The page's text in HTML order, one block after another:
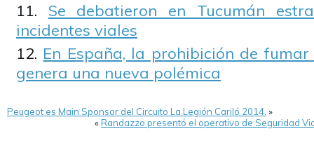
Se debatieron en Tucumán
incidentes viales
En España, la prohibición de
genera una nueva polémica
Peugeot es Main Sponsor del Circuito La Legión Cariló 2014. »
«Randazzo presentó el operativo de Seguridad